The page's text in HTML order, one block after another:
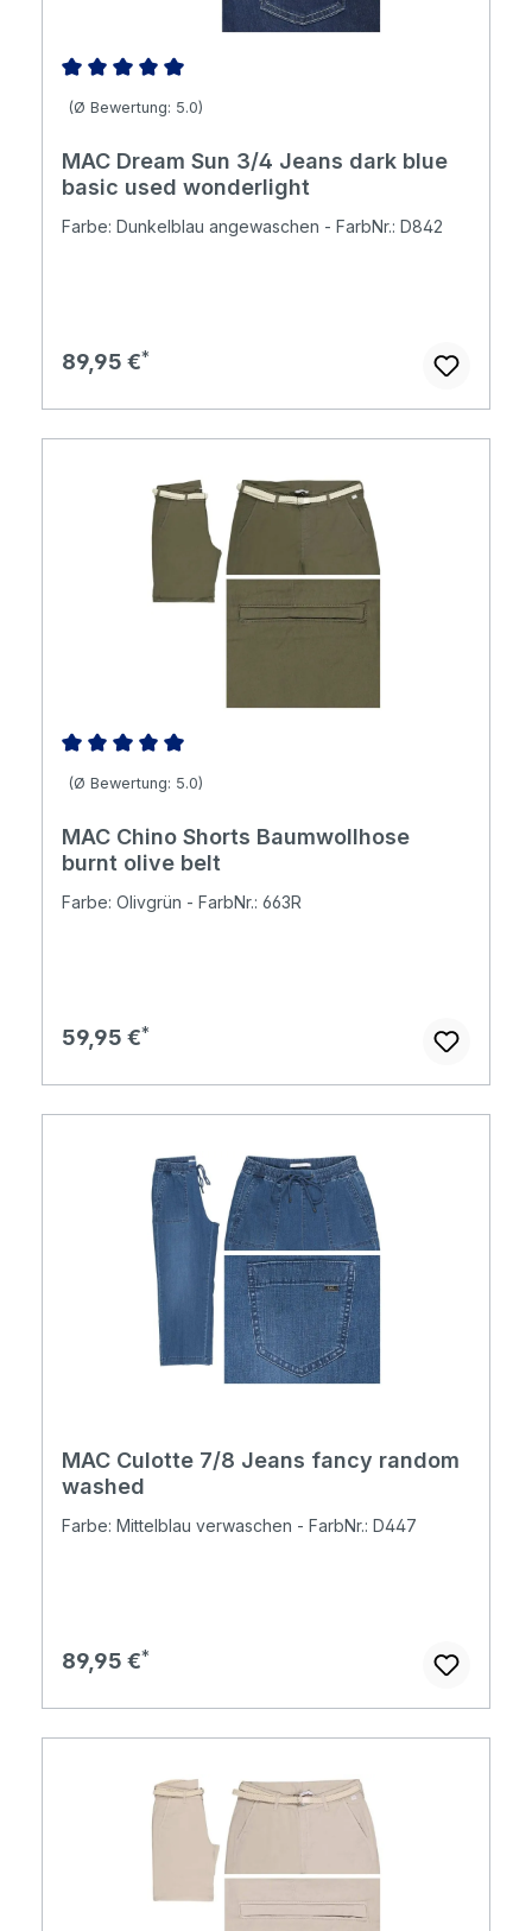
Durchschnittliche Bewertung von 5 von 5 Sternen
(Ø Bewertung: 5.0)
MAC Dream Sun 3/4 Jeans dark blue
basic used wonderlight
Farbe: Dunkelblau angewaschen - FarbNr.: D842
Regulärer Preis:
89,95 €
Durchschnittliche Bewertung von 5 von 5 Sternen
(Ø Bewertung: 5.0)
MAC Chino Shorts Baumwollhose
burnt olive belt
Farbe: Olivgrün - FarbNr.: 663R
Regulärer Preis:
59,95 €
MAC Culotte 7/8 Jeans fancy random
washed
Farbe: Mittelblau verwaschen - FarbNr.: D447
Regulärer Preis:
89,95 €